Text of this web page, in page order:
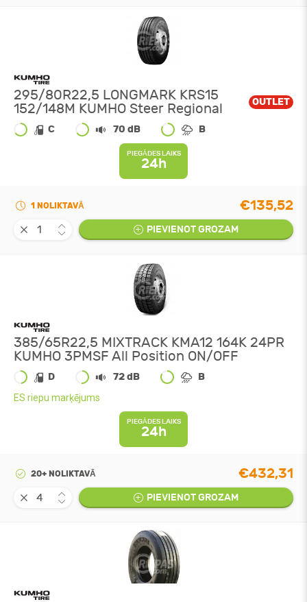
295/80R22,5 LONGMARK KRS15
152/148M KUMHO Steer Regional
OUTLET
C 70 dB B
PIEGĀDES LAIKS
24h
1 NOLIKTAVĀ €135,52
PIEVIENOT GROZAM
385/65R22,5 MIXTRACK KMA12 164K 24PR
KUMHO 3PMSF All Position ON/OFF
D 72 dB B
ES riepu marķējums
PIEGĀDES LAIKS
24h
20+ NOLIKTAVĀ €432,31
PIEVIENOT GROZAM